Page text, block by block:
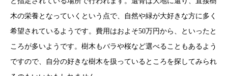
木の栄養となっていくという点で、自然や緑が大好きな方に多く
希望されているようです。費用はおよそ50万円から、といったと
ころが多いようです。樹木もバラや桜など選べることもあるよう
ですので、自分の好きな樹木を扱っているところを探してみられ